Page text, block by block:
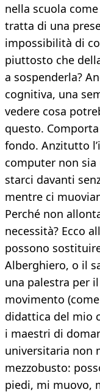
nella scuola
tratta di una
impossibilità di
piuttosto che
a sospenderla?
cognitiva, una
vedere cosa
questo.
fondo. Anzitutto
computer non sia
starci davanti
mentre ci
Perché non
necessità? Ecco
possono
Alberghiero, o il
una palestra per
movimento
didattica del mio
i maestri di
universitaria non
mezzobusto:
piedi, mi muovo,